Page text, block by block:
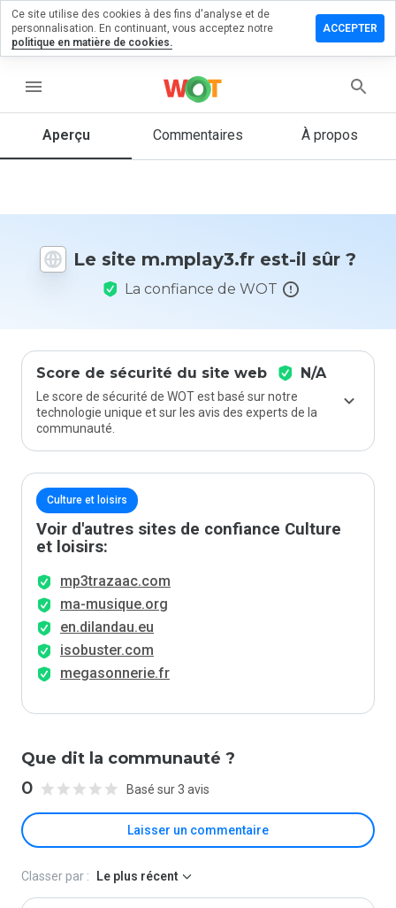
menu
Aperçu Commentaires À propos
Le site m.mplay3.fr est-il sûr ?
La confiance de WOT
Score de sécurité du site web N/A
Le score de sécurité de WOT est basé sur notre
technologie unique et sur les avis des experts de la
communauté.
Culture et loisirs
Voir d'autres sites de confiance Culture
et loisirs:
mp3trazaac.com
ma-musique.org
en.dilandau.eu
isobuster.com
megasonnerie.fr
Que dit la communauté ?
0 Basé sur 3 avis
Laisser un commentaire
un
1 et 5
vous à ce
site ?
Classer par : Le plus récent
Ce site utilise des cookies à des fins d'analyse et de
personnalisation. En continuant, vous acceptez notre
politique en matière de cookies.
ACCEPTER